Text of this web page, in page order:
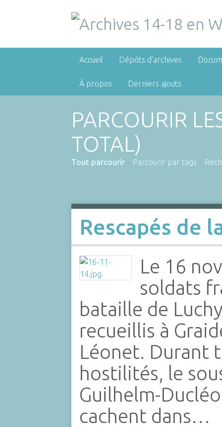
Accueil Dépôts d'archives
À propos Derniers ajouts
PARCOURIR
TOTAL)
Tout parcourir Parcourir par tags
Rescapés de
Le 16
soldats
bataille de
recueillis à
Léonet. Durant
hostilités, le
Guilhelm-
cachent dans…